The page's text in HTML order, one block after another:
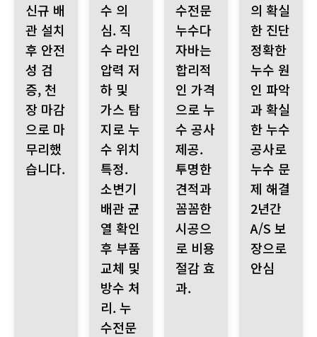
신규 배
관 설치
후 안전
성 검
증, 천
장 마감
으로 마
무리했
습니다.
수 의
심. 직
수 라인
압력 저
하 및
가스 탐
지로 누
수 위치
특정.
소변기
배관 균
열 확인
후 부품
교체 및
방수 처
리. 누
수전문
수전문
누수다
자바는
합리적
인 가격
으로 누
수 공사
제공.
투명한
견적과
꼼꼼한
시공으
로 비용
절감 효
과.
의 확실
한 진단
정확한
누수 원
인 파악
과 확실
한 누수
공사로
누수 문
제 해결
2년간
A/S 보
장으로
안심